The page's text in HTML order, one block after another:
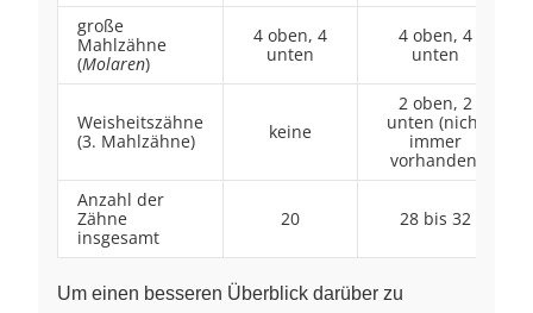
große
Mahlzähne
(Molaren)
4 oben, 4
unten
4 oben, 4
unten
Weisheitszähne
(3. Mahlzähne)
keine
2 oben, 2
unten (nicht
immer
vorhanden)
Anzahl der
Zähne
insgesamt
20 28 bis 32
Um einen besseren Überblick darüber zu